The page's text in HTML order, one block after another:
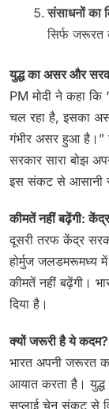
संसाधनों का
सिर्फ जरूरत
युद्ध का असर और
PM मोदी ने कहा कि
चल रहा है, इसका
गंभीर असर हुआ है।”
सरकार सारा बोझ
इस संकट से आसानी
कीमतें नहीं बढ़ेंगी: केंद्र
दूसरी तरफ केंद्र
होर्मुज जलडमरूमध्य
कीमतें नहीं बढ़ेंगी।
दिया है।
क्यों जरूरी है ये कदम?
भारत अपनी जरूरत
आयात करता है।
सप्लाई चेन संकट से